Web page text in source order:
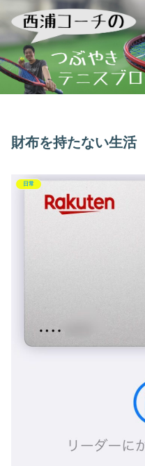
財布を持たない生活
日常